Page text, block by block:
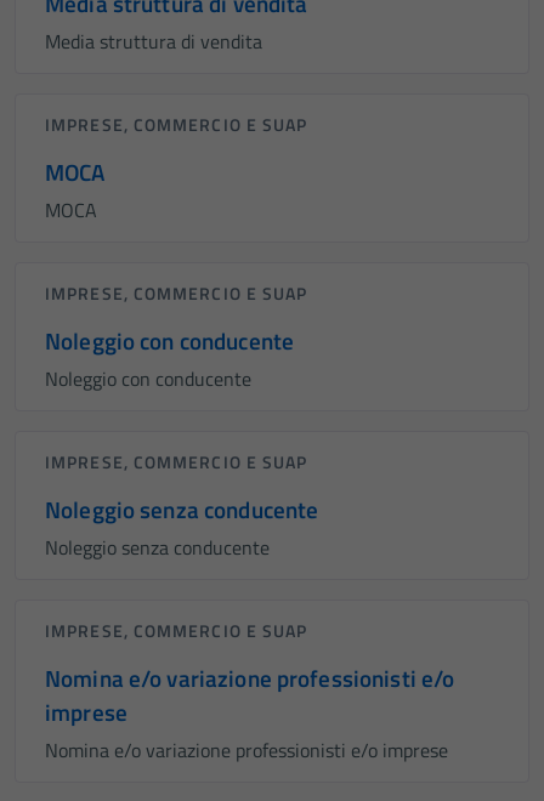
Media struttura di vendita
IMPRESE, COMMERCIO E SUAP
MOCA
MOCA
IMPRESE, COMMERCIO E SUAP
Noleggio con conducente
Noleggio con conducente
IMPRESE, COMMERCIO E SUAP
Noleggio senza conducente
Noleggio senza conducente
IMPRESE, COMMERCIO E SUAP
Nomina e/o variazione professionisti e/o
imprese
Nomina e/o variazione professionisti e/o imprese